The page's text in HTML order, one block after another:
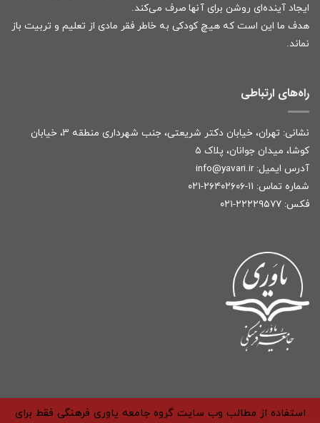
ایجاد آینده‌ای روشن برای آنها صرف می‌کند.
هدف ما این است که هیچ کودکی به خاطر فقر مادی از تعلیم و تربیت باز
نماند.
راه‌های ارتباطی
نشانی: تهران، خیابان دکتر شریعتی، جنب شهرداری منطقه ۳، خیابان
کوشا، میدان جوانان، پلاک ۵
آدرس ایمیل: info@yavari.ir
شماره تماس: ۱۱-۲۶۴۰۲۶۰۶-۰۲۱
فکس: ۲۲۲۲۹۵۷۷-۰۲۱
استفاده از مطالب وب سایت گروه جامعه یاوری فرهنگی فقط برای